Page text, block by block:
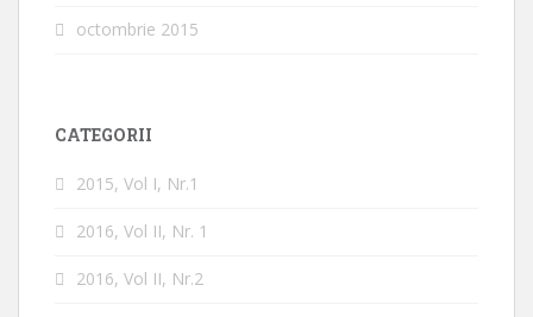
octombrie 2015
CATEGORII
2015, Vol I, Nr.1
2016, Vol II, Nr. 1
2016, Vol II, Nr.2